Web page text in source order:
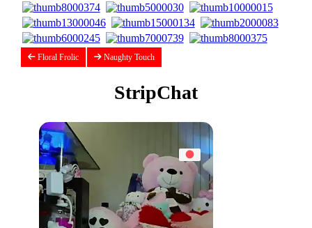
Floral Frolic Naughty Touch
StripChat